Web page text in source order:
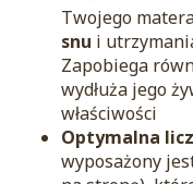
Twojego
snu i
Zapobiega
wydłuża jego
właściwości
Optymalna
wyposażony